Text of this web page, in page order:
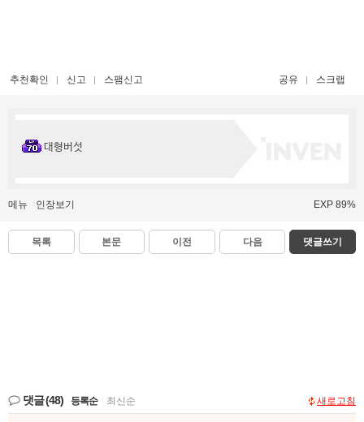
추천확인 신고 스팸신고 공유 스크랩
대형버섯
메뉴 인장보기 EXP 89%
목록 본문 이전 다음 댓글쓰기
댓글(48) 등록순 최신순 새로고침